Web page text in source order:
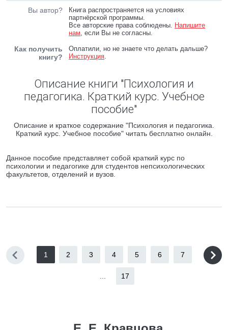
Вы автор?
Книга распространяется на условиях
партнёрской программы.
Все авторские права соблюдены. Напишите
нам, если Вы не согласны.
Как получить
книгу?
Оплатили, но не знаете что делать дальше?
Инструкция.
Описание книги "Психология и
педагогика. Краткий курс. Учебное
пособие"
Описание и краткое содержание "Психология и педагогика.
Краткий курс. Учебное пособие" читать бесплатно онлайн.
Данное пособие представляет собой краткий курс по
психологии и педагогике для студентов непсихологических
факультетов, отделений и вузов.
1 2 3 4 5 6 7
17